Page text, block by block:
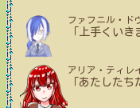
ファフニル・ド
「上手くいき
アリア・ティレ
「あたしたち